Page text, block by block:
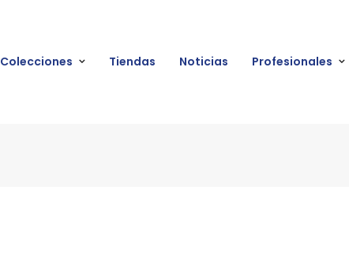
Colecciones Tiendas Noticias Profesionales